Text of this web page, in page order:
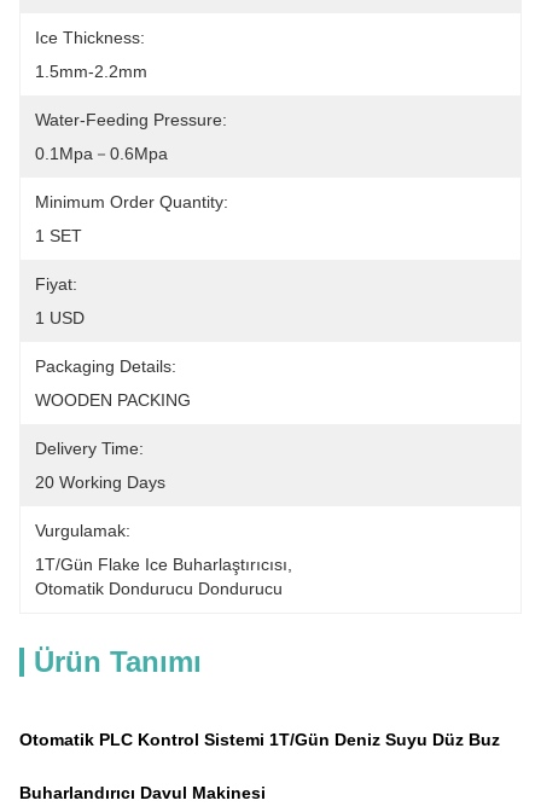
Ice Thickness:
1.5mm-2.2mm
Water-Feeding Pressure:
0.1Mpa－0.6Mpa
Minimum Order Quantity:
1 SET
Fiyat:
1 USD
Packaging Details:
WOODEN PACKING
Delivery Time:
20 Working Days
Vurgulamak:
1T/gün Flake Ice Buharlaştırıcısı
Otomatik Dondurucu Dondurucu
Ürün Tanımı
Otomatik PLC Kontrol Sistemi 1T/gün Deniz Suyu Düz Buz
Buharlandırıcı Davul Makinesi